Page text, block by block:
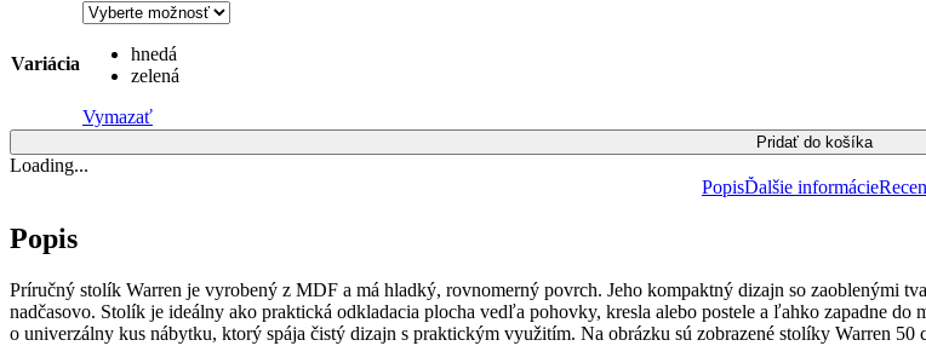
Variácia
hnedá
zelená
Vymazať
Pridať do košíka
Loading...
PopisĎalšie informácie
Popis
Príručný stolík Warren je vyrobený z MDF a má hladký, rovnomerný povrch. Jeho kompaktný dizajn so zaoblenými
nadčasovo. Stolík je ideálny ako praktická odkladacia plocha vedľa pohovky, kresla alebo postele a ľahko zapadne
o univerzálny kus nábytku, ktorý spája čistý dizajn s praktickým využitím. Na obrázku sú zobrazené stolíky Warren 50